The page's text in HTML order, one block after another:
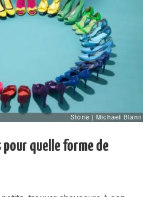
pour quelle forme de